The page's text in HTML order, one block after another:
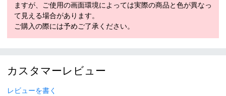
モデル年
2026-2027
スキー 注意事項
＊商品情報はディーラーカタログを基に表記しております。
＊製造の時期により、デザインが商品画像と異なる場合がご
ざいます。
ますが、ご使用の画面環境によっては実際の商品と色が異なっ
て見える場合があります。
ご購入の際には予めご了承ください。
カスタマーレビュー
レビューを書く